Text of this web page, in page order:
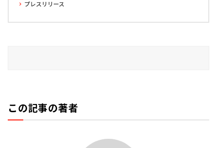
プレスリリース
この記事の著者